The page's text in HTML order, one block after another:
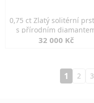
0,75 ct Zlatý solitérní
s přírodním
32 000 Kč
1 2 3